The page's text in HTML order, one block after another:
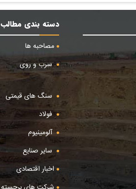
دسته بندی مطالب
مصاحبه ها
سرب و روی
سنگ های قیمتی
فولاد
آلومینیوم
سایر صنایع
اخبار اقتصادی